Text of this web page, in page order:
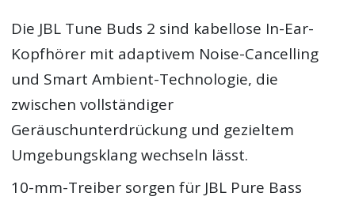
Die JBL Tune Buds 2 sind kabellose In-Ear-
Kopfhörer mit adaptivem Noise-Cancelling
und Smart Ambient-Technologie, die
zwischen vollständiger
Geräuschunterdrückung und gezieltem
Umgebungsklang wechseln lässt.
10-mm-Treiber sorgen für JBL Pure Bass